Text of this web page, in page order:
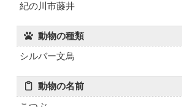
紀の川市藤井
動物の種類
シルバー文鳥
動物の名前